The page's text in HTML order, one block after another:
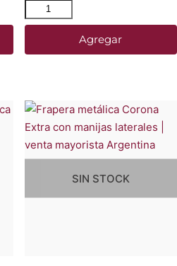
Agregar
SIN STOCK